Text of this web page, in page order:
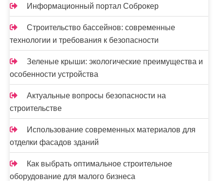
Информационный портал Соброкер
Строительство бассейнов: современные
технологии и требования к безопасности
Зеленые крыши: экологические преимущества и
особенности устройства
Актуальные вопросы безопасности на
строительстве
Использование современных материалов для
отделки фасадов зданий
Как выбрать оптимальное строительное
оборудование для малого бизнеса